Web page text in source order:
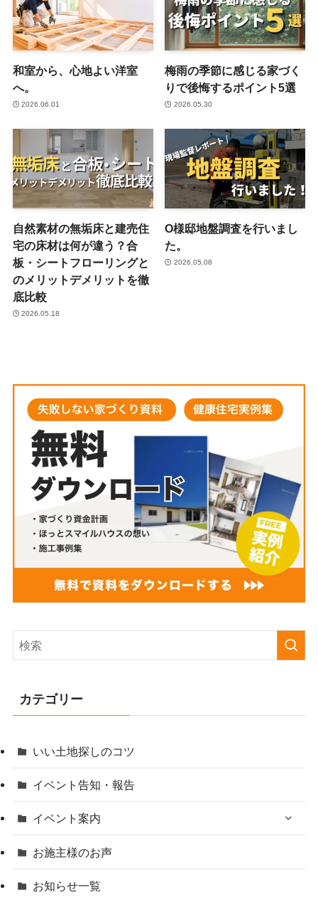
和室から、心地よい洋室
へ。
2026.06.01
梅雨の季節に感じる家づく
りで後悔するポイント5選
2026.05.30
自然素材の無垢床と建売住
宅の床材は何が違う？合
板・シートフローリングと
のメリットデメリットを徹
底比較
2026.05.18
O様邸地盤調査を行いまし
た。
2026.05.08
カテゴリー
いい土地探しのコツ
イベント告知・報告
イベント案内
お施主様のお声
お知らせ一覧